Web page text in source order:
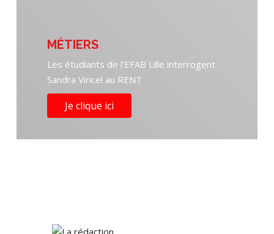
MÉTIERS
Les étudiants de l’EFAB Lille interrogent
Sandra Viricel au RENT
Je clique ici